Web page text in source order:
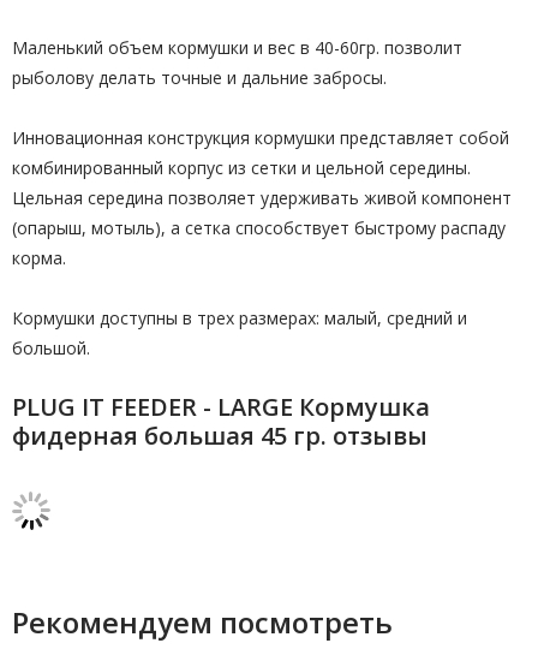
Маленький объем кормушки и вес в 40-60гр. позволит
рыболову делать точные и дальние забросы.
Инновационная конструкция кормушки представляет собой
комбинированный корпус из сетки и цельной середины.
Цельная середина позволяет удерживать живой компонент
(опарыш, мотыль), а сетка способствует быстрому распаду
корма.
Кормушки доступны в трех размерах: малый, средний и
большой.
PLUG IT FEEDER - LARGE Кормушка
фидерная большая 45 гр. отзывы
Рекомендуем посмотреть